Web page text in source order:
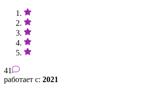
41
работает с: 2021